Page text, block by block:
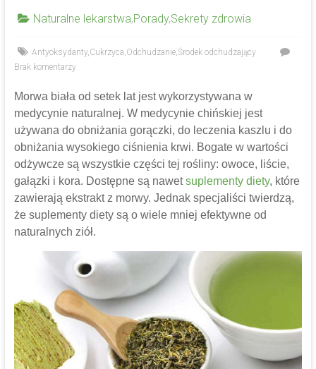
Naturalne lekarstwa,Porady,Sekrety zdrowia
Antyoksydanty,Cukrzyca,Odchudzanie,Środek odchudzający
Brak komentarzy
Morwa biała od setek lat jest wykorzystywana w
medycynie naturalnej. W medycynie chińskiej jest
używana do obniżania gorączki, do leczenia kaszlu i do
obniżania wysokiego ciśnienia krwi. Bogate w wartości
odżywcze są wszystkie części tej rośliny: owoce, liście,
gałązki i kora. Dostępne są nawetsuplementy diety, które
zawierają ekstrakt z morwy. Jednak specjaliści twierdzą,
że suplementy diety są o wiele mniej efektywne od
naturalnych ziół.